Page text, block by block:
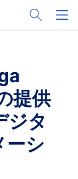
Toggle
提供
ジタ
ーシ